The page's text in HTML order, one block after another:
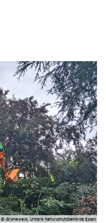
© Gronewald, Untere Naturschutzbehörde Essen